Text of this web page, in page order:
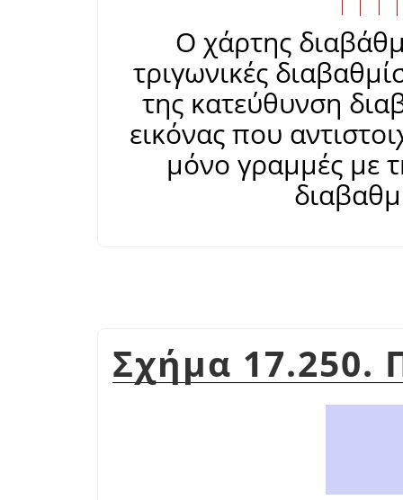
Ο χάρτης
τριγωνικές
της κατεύθυνση
εικόνας που
μόνο γραμμές με
Σχήμα 17.250.